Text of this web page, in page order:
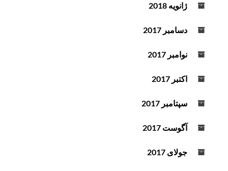
ژانویه 2018
دسامبر 2017
نوامبر 2017
اکتبر 2017
سپتامبر 2017
آگوست 2017
جولای 2017